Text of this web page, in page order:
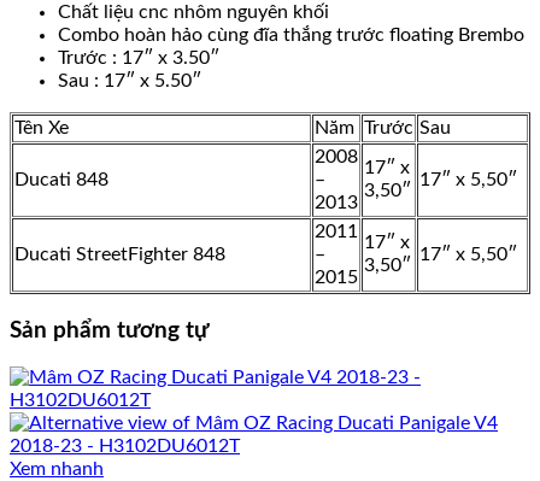
Chất liệu cnc nhôm nguyên khối
Combo hoàn hảo cùng đĩa thắng trước floating Brembo
Trước : 17″ x 3.50″
Sau : 17″ x 5.50″
Tên Xe Năm Trước Sau
Ducati 848
2008
–
2013
17″ x
3,50″
17″ x 5,50″
Ducati StreetFighter 848
2011
–
2015
17″ x
3,50″
17″ x 5,50″
Sản phẩm tương tự
Xem nhanh